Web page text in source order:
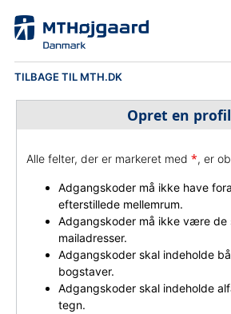
TILBAGE TIL MTH.DK
Opret en profil
Alle felter, der er markeret med *, er
Adgangskoder må ikke have
efterstillede mellemrum.
Adgangskoder må ikke være de
mailadresser.
Adgangskoder skal indeholde
bogstaver.
Adgangskoder skal indeholde
tegn.